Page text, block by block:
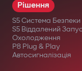
Рішення
S5 Система Безпеки
S5 Віддалений
Охолодження
P8 Plug & Play
Автосигналізація